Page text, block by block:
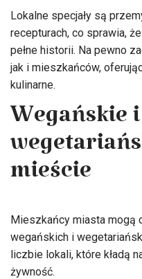
Lokalne specjały są
recepturach, co sprawia,
pełne historii. Na pewno
jak i mieszkańców,
kulinarne.
Wegańskie i
mieście
Mieszkańcy miasta mogą
wegańskich i
liczbie lokali, które kładą
żywność.